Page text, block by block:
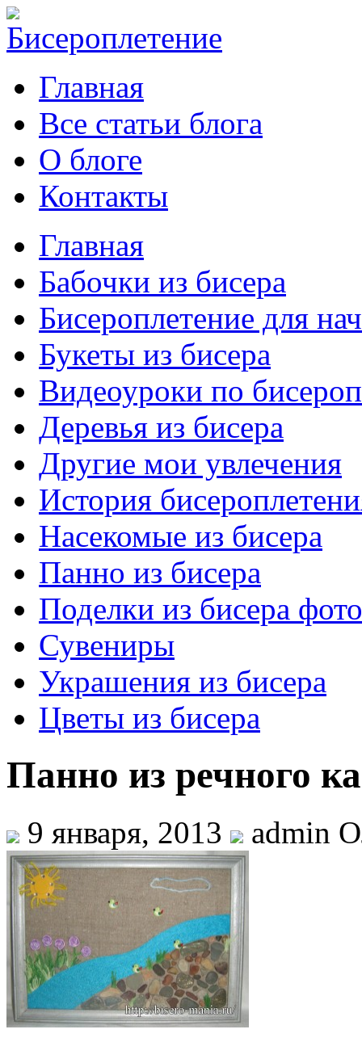
Главная
Все статьи блога
О блоге
Контакты
Главная
Бабочки из бисера
Бисероплетение для
Букеты из бисера
Видеоуроки по
Деревья из бисера
Другие мои увлечения
История
Насекомые из бисера
Панно из бисера
Поделки из бисера фото
Сувениры
Украшения из бисера
Цветы из бисера
Панно из речного
9 января, 2013 admin